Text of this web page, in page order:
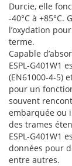
Durcie, elle
-40°C à +85°C.
l’oxydation
terme.
Capable
ESPL-G401W1
(EN61000-4-5)
pour un
souvent
embarquée ou
des trames
ESPL-G401W1
données pour
entre autres.